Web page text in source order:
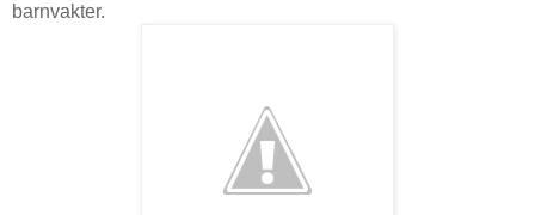
barnvakter.